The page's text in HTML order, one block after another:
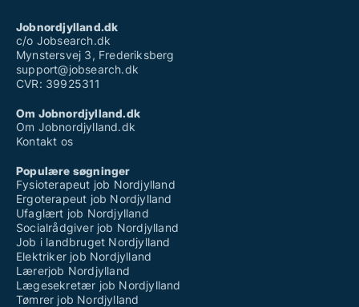
Jobnordjylland.dk
c/o Jobsearch.dk
Mynstersvej 3, Frederiksberg
support@jobsearch.dk
CVR: 39925311
Om Jobnordjylland.dk
Om Jobnordjylland.dk
Kontakt os
Populære søgninger
Fysioterapeut job Nordjylland
Ergoterapeut job Nordjylland
Ufaglært job Nordjylland
Socialrådgiver job Nordjylland
Job i landbruget Nordjylland
Elektriker job Nordjylland
Lærerjob Nordjylland
Lægesekretær job Nordjylland
Tømrer job Nordjylland